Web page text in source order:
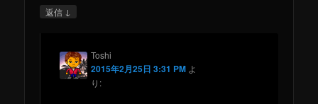
返信 ↓
Toshi
2015年2月25日 3:31 PM よ
り: